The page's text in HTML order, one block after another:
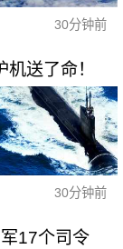
30分钟前
送了命！
30分钟前
17个司令